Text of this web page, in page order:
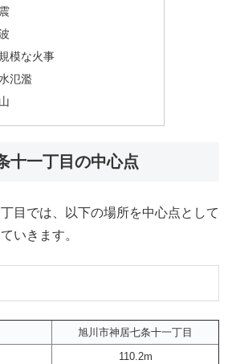
模な火事
氾濫
十一丁目の中心点
目では、以下の場所を中心点として
いきます。
旭川市神居七条十一丁目
110.2m